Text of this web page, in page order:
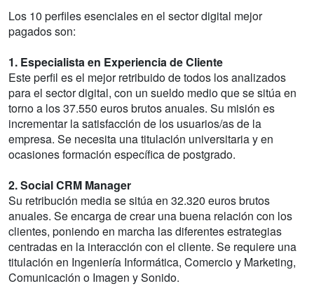
Los 10 perfiles esenciales en el sector digital mejor
pagados son:
1. Especialista en Experiencia de Cliente
Este perfil es el mejor retribuido de todos los analizados
para el sector digital, con un sueldo medio que se sitúa en
torno a los 37.550 euros brutos anuales. Su misión es
incrementar la satisfacción de los usuarios/as de la
empresa. Se necesita una titulación universitaria y en
ocasiones formación específica de postgrado.
2. Social CRM Manager
Su retribución media se sitúa en 32.320 euros brutos
anuales. Se encarga de crear una buena relación con los
clientes, poniendo en marcha las diferentes estrategias
centradas en la interacción con el cliente. Se requiere una
titulación en Ingeniería Informática, Comercio y Marketing,
Comunicación o Imagen y Sonido.